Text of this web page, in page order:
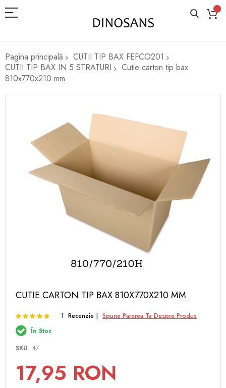
Pagina principală
CUTII TIP BAX FEFCO201
CUTII TIP BAX IN 5 STRATURI
Cutie carton tip bax
810x770x210 mm
images
Skip
to
beginning
of
the
images
gallery
CUTIE CARTON TIP BAX 810X770X210 MM
Rating: % of100
1 Recenzie
Spune Parerea Ta Despre Produs
În Stoc
SKU 47
17,95 RON